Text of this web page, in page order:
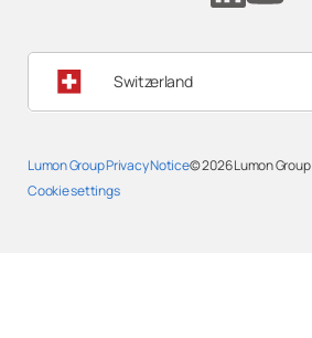
Switzerland
Lumon Group Privacy Notice
Cookie settings
© 2026Lumon Group